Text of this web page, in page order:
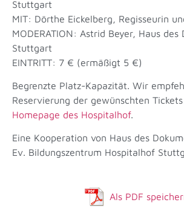
Stuttgart
MIT: Dörthe Eickelberg, Regisseurin
MODERATION: Astrid Beyer, Haus
Stuttgart
EINTRITT: 7 € (ermäßigt 5 €)
Begrenzte Platz-Kapazität. Wir
Reservierung der gewünschten
Homepage des Hospitalhof.
Eine Kooperation von Haus des
Ev. Bildungszentrum Hospitalhof
Als PDF